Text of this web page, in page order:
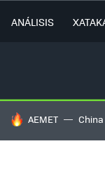
ANÁLISIS
HOY SE HABLA DE
AEMET China